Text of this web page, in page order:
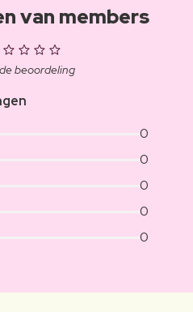
van members
beoordeling
0
0
0
0
0